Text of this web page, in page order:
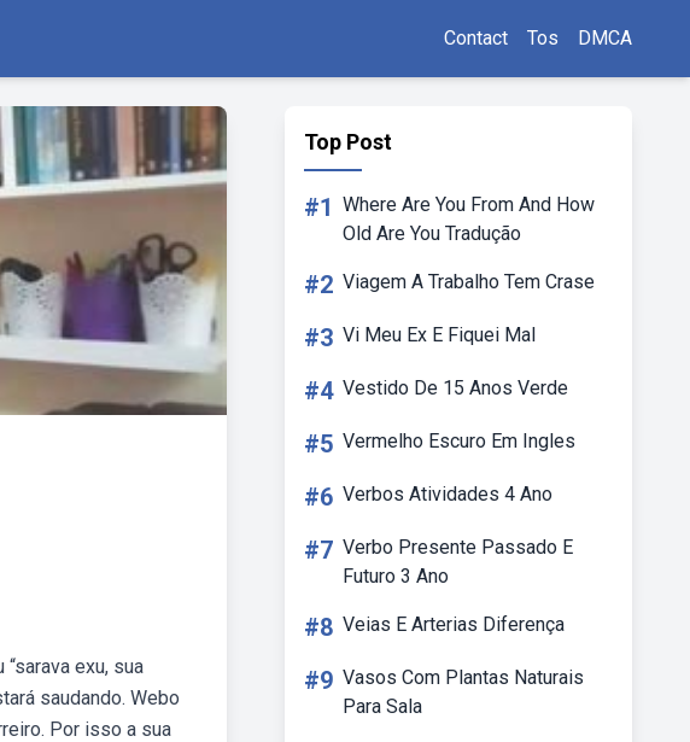
Contact Tos DMCA
exu, sua
saudando. Webo
Por isso a sua
Top Post
#1 Where Are You From And How
Old Are You Tradução
#2 Viagem A Trabalho Tem Crase
#3 Vi Meu Ex E Fiquei Mal
#4 Vestido De 15 Anos Verde
#5 Vermelho Escuro Em Ingles
#6 Verbos Atividades 4 Ano
#7 Verbo Presente Passado E
Futuro 3 Ano
#8 Veias E Arterias Diferença
#9 Vasos Com Plantas Naturais
Para Sala